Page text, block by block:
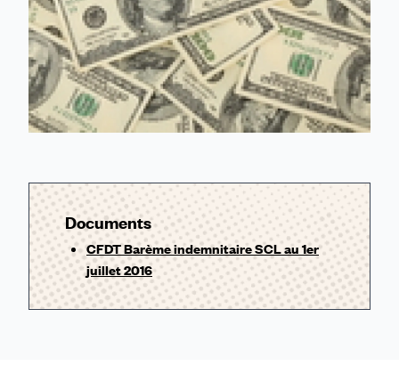
Documents
CFDT Barème indemnitaire SCL au 1er
juillet 2016